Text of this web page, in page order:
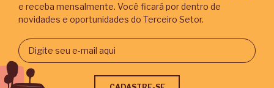
e receba mensalmente. Você ficará por dentro de
novidades e oportunidades do Terceiro Setor.